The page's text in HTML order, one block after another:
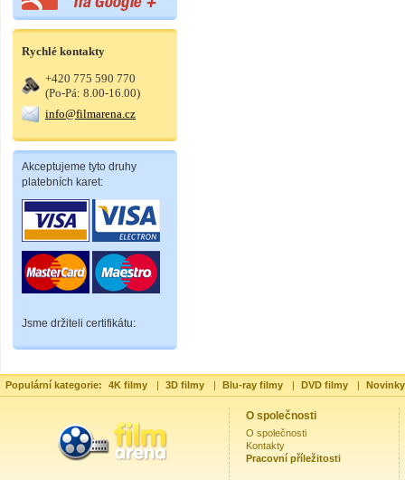
Rychlé kontakty
+420 775 590 770
(Po-Pá: 8.00-16.00)
info@filmarena.cz
Akceptujeme tyto druhy
platebních karet:
Jsme držiteli certifikátu:
Populární kategorie: 4K filmy | 3D filmy | Blu-ray filmy | DVD filmy |
O společnosti
O společnosti
Kontakty
Pracovní příležitosti